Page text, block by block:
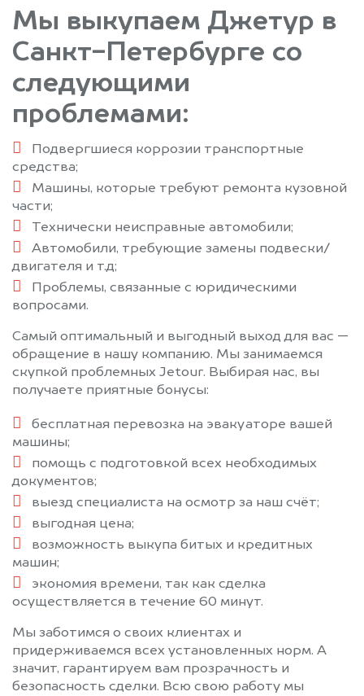
Мы выкупаем Джетур в
Санкт-Петербурге со
следующими
проблемами:
Подвергшиеся коррозии транспортные
средства;
Машины, которые требуют ремонта кузовной
части;
Технически неисправные автомобили;
Автомобили, требующие замены подвески/
двигателя и т.д;
Проблемы, связанные с юридическими
вопросами.
Самый оптимальный и выгодный выход для вас —
обращение в нашу компанию. Мы занимаемся
скупкой проблемных Jetour. Выбирая нас, вы
получаете приятные бонусы:
бесплатная перевозка на эвакуаторе вашей
машины;
помощь с подготовкой всех необходимых
документов;
выезд специалиста на осмотр за наш счёт;
выгодная цена;
возможность выкупа битых и кредитных
машин;
экономия времени, так как сделка
осуществляется в течение 60 минут.
Мы заботимся о своих клиентах и
придерживаемся всех установленных норм. А
значит, гарантируем вам прозрачность и
безопасность сделки. Всю свою работу мы